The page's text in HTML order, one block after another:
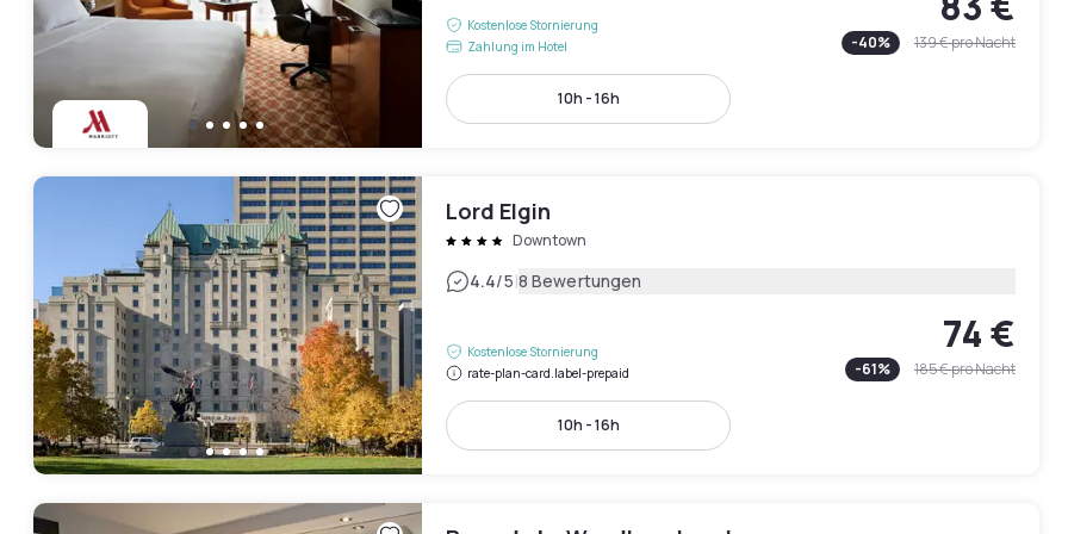
Kostenlose Stornierung
Zahlung im Hotel
-40% 139 €pro Nacht
10h - 16h
Lord Elgin
Downtown
4.4/5|8 Bewertungen
Kostenlose Stornierung
rate-plan-card.label-prepaid
74 €
-61% 185 €pro Nacht
10h - 16h